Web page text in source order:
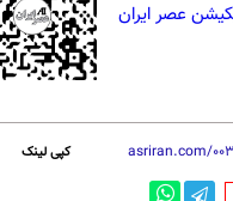
عصر ایران
کپی لینک